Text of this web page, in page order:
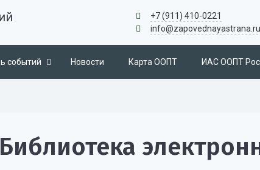
+7 (911) 410-0221
info@zapovednayastrana.ru
событий Новости Карта ООПТ ИАС ООПТ
Библиотека